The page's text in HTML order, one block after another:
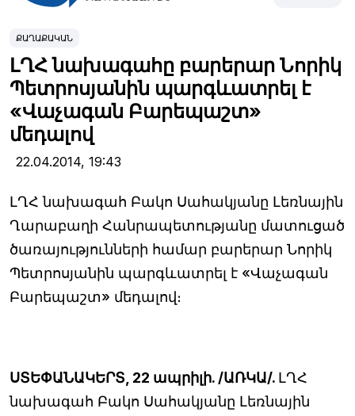
ՔԱՂԱՔԱԿԱՆ
ԼՂՀ նախագահը բարերար Նորիկ
Պետրոսյանին պարգևատրել է
«Վաչագան Բարեպաշտ»
մեդալով
22.04.2014, 19:43
ԼՂՀ նախագահ Բակո Սահակյանը Լեռնային
Ղարաբաղի Հանրապետությանը մատուցած
ծառայությունների համար բարերար Նորիկ
Պետրոսյանին պարգևատրել է «Վաչագան
Բարեպաշտ» մեդալով։
ՍՏԵՓԱՆԱԿԵՐՏ, 22 ապրիլի. /ԱՌԿԱ/. ԼՂՀ
նախագահ Բակո Սահակյանը Լեռնային